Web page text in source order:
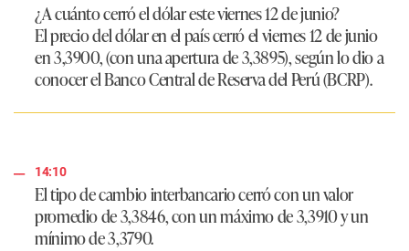
¿A cuánto cerró el dólar este viernes 12 de junio?
El precio del dólar en el país cerró el viernes 12 de junio
en3,3900, (con una apertura de3,3895), según lo dio a
conocer el Banco Central de Reserva del Perú (BCRP).
14:10
El tipo de cambio interbancario cerró con un valor
promedio de3,3846, con un máximo de3,3910y un
mínimo de3,3790.